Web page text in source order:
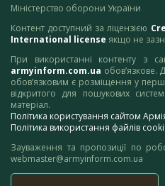
Міністерство оборони України
Контент доступний за ліцензією
International license якщо не
При використанні контенту з
armyinform.com.ua обов’язкове.
обов’язковим є розміщення у
відкритого для пошукових
матеріал.
Політика користування сайтом
Політика використання файлів
Зауваження та пропозиції по
webmaster@armyinform.com.ua